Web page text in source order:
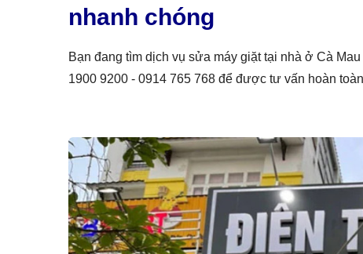
nhanh chóng
Bạn đang tìm dịch vụ sửa máy giặt tại nhà ở Cà
1900 9200 - 0914 765 768 để được tư vấn hoàn